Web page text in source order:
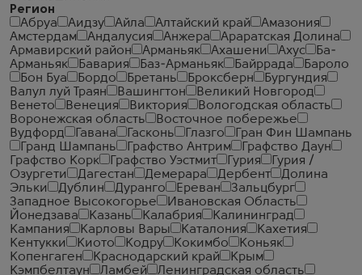
Регион
Абруа
Аидзу Айла Алтайский край
Амазония
Амстердам
Андалусия Анжера
Араратская Долина
Армавирский район
Арманьяк Ахашени Ахус
Ба-
Арманьяк
Бавария Баз-Арманьяк Байррада
Бароло
Бон Буа
Бордо Бретань Броксберн
Бургундия
Валул луй Траян
Вашингтон
Великий Новгород
Венето
Венеция Виктория
Вологодская область
Воронежская область
Восточное побережье
Вудфорд
Гавана Гасконь Глазго
Гран Фин Шампань
Гранд Шампань
Графство Антрим
Графство Даун
Графство Корк
Графство Уэстмит Гурия
Гурия /
Озургети
Дагестан Демерара Дербент
Долина
Эльки
Дублин Дуранго Ереван
Зальцбург
Западное Высокогорье
Ивановская Область
Йонедзава
Казань Калабрия
Калининград
Кампания
Карловы Вары Каталония
Кахетия
Кентукки
Киото Кодру Кокимбо
Коньяк
Копенгаген
Краснодарский край
Крым
Кэмпбелтаун
Ламбей
Ленинградская область